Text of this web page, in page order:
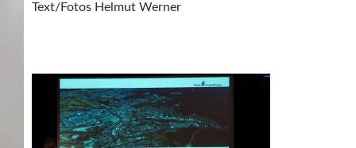
Text/Fotos Helmut Werner